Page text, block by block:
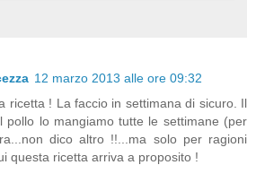
12 marzo 2013 alle ore 09:32
ricetta ! La faccio in settimana di sicuro. Il
pollo lo mangiamo tutte le settimane (per
dico altro !!...ma solo per ragioni
questa ricetta arriva a proposito !